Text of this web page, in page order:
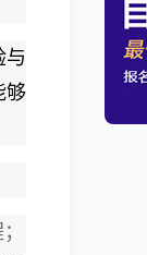
与
够